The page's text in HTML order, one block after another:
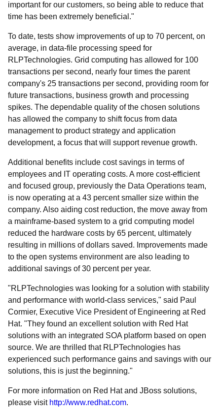
important for our customers, so being able to reduce that
time has been extremely beneficial."
To date, tests show improvements of up to 70 percent, on
average, in data-file processing speed for
RLPTechnologies. Grid computing has allowed for 100
transactions per second, nearly four times the parent
company's 25 transactions per second, providing room for
future transactions, business growth and processing
spikes. The dependable quality of the chosen solutions
has allowed the company to shift focus from data
management to product strategy and application
development, a focus that will support revenue growth.
Additional benefits include cost savings in terms of
employees and IT operating costs. A more cost-efficient
and focused group, previously the Data Operations team,
is now operating at a 43 percent smaller size within the
company. Also aiding cost reduction, the move away from
a mainframe-based system to a grid computing model
reduced the hardware costs by 65 percent, ultimately
resulting in millions of dollars saved. Improvements made
to the open systems environment are also leading to
additional savings of 30 percent per year.
"RLPTechnologies was looking for a solution with stability
and performance with world-class services," said Paul
Cormier, Executive Vice President of Engineering at Red
Hat. "They found an excellent solution with Red Hat
solutions with an integrated SOA platform based on open
source. We are thrilled that RLPTechnologies has
experienced such performance gains and savings with our
solutions, this is just the beginning."
For more information on Red Hat and JBoss solutions,
please visit http://www.redhat.com.